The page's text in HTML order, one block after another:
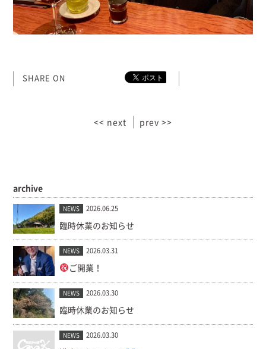
SHARE ON
<< next prev >>
archive
NEWS 2026.06.25
臨時休業のお知らせ
NEWS 2026.03.31
ご開業！
NEWS 2026.03.30
臨時休業のお知らせ
NEWS 2026.03.30